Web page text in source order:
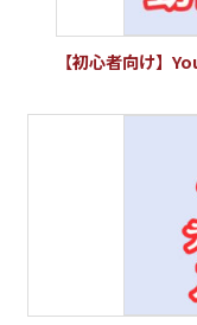
【初心者向け】